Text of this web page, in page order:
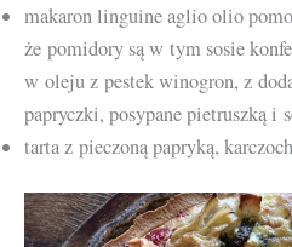
makaron linguine aglio olio
że pomidory są w tym sosie
w oleju z pestek winogron, z
papryczki, posypane pietruszką i
tarta z pieczoną papryką,